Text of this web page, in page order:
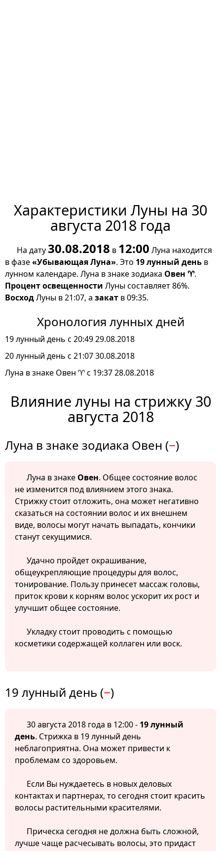
Характеристики Луны на 30
августа 2018 года
На дату30.08.2018 в 12:00 Луна находится
в фазе«Убывающая Луна». Это 19 лунный день в
лунном календаре. Луна в знаке зодиака Овен ♈.
Процент освещенности Луны составляет 86%.
ВосходЛуны в 21:07, а закат в 09:35.
Хронология лунных дней
19 лунный день с 20:49 29.08.2018
20 лунный день с 21:07 30.08.2018
Луна в знаке Овен ♈ с 19:37 28.08.2018
Влияние луны на стрижку 30
августа 2018
Луна в знаке зодиака Овен (−)
Луна в знаке Овен. Общее состояние волос
не изменится под влиянием этого знака.
Стрижку стоит отложить, она может негативно
сказаться на состоянии волос и их внешнем
виде, волосы могут начать выпадать, кончики
станут секущимися.
Удачно пройдет окрашивание,
общеукрепляющие процедуры для волос,
тонирование. Пользу принесет массаж головы,
приток крови к корням волос ускорит их рост и
улучшит общее состояние.
Укладку стоит проводить с помощью
косметики содержащей коллаген или воск.
19 лунный день (−)
30 августа 2018 года в 12:00 - 19 лунный
день. Стрижка в 19 лунный день
неблагоприятна. Она может привести к
проблемам со здоровьем.
Если Вы нуждаетесь в новых деловых
контактах и партнерах, то сегодня стоит красить
волосы растительными красителями.
Прическа сегодня не должна быть сложной,
лучше чаще расчесывать волосы, это придаст